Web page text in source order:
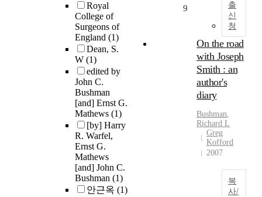
Royal
College of
Surgeons of
England (1)
Dean, S.
W (1)
edited by
John C.
Bushman
[and] Ernst G.
Mathews (1)
[by] Harry
R. Warfel,
Ernst G.
Mathews
[and] John C.
Bushman (1)
안근옥 (1)
출
신
청
9
On the road
with Joseph
Smith : an
author's
diary
Bushman,
Richard L
Greg
Kofford
2007
복
사/